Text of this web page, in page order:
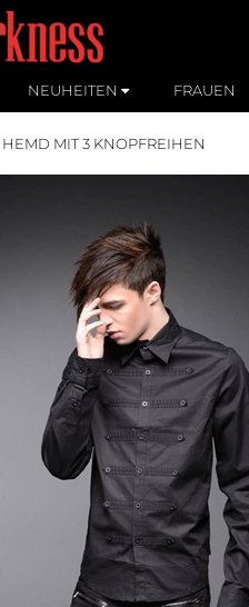
NEUHEITEN FRAUEN
HEMD MIT 3 KNOPFREIHEN